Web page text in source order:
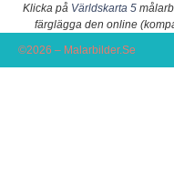
Klicka på Världskarta 5
färglägga den online
©2026 – Malarbilder.Se